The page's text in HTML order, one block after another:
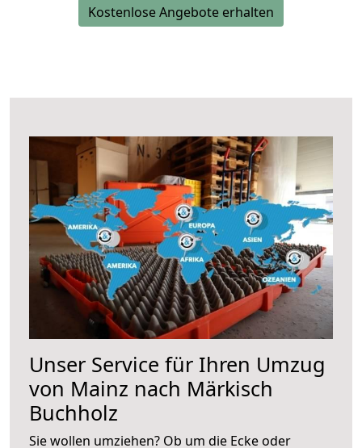
Kostenlose Angebote erhalten
Unser Service für Ihren Umzug
von Mainz nach Märkisch
Buchholz
Sie wollen umziehen? Ob um die Ecke oder